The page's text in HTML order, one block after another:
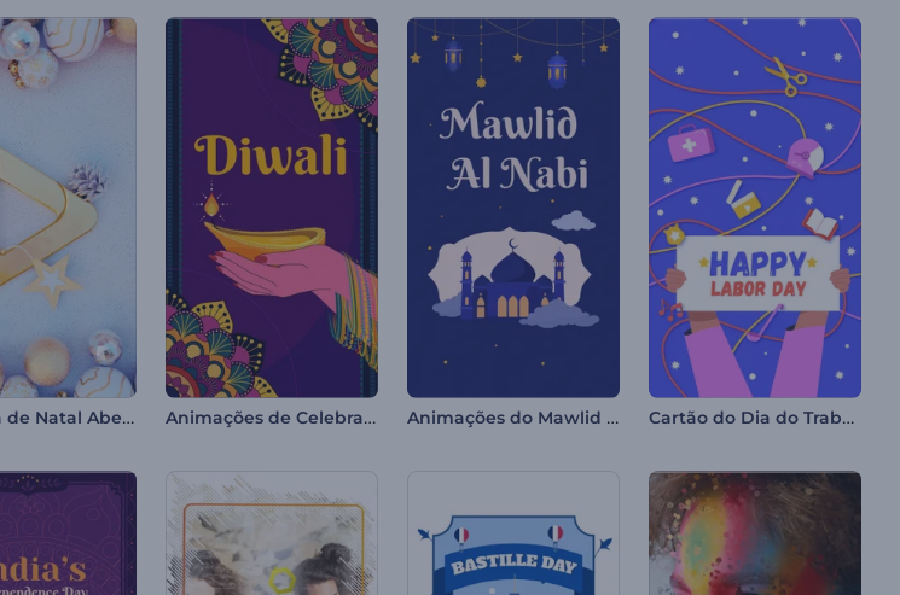
Abertura de Natal Abençoado Animações de Celebração do Diwali Animações do Mawlid al-Nabi Cartão do Dia do Trabalho